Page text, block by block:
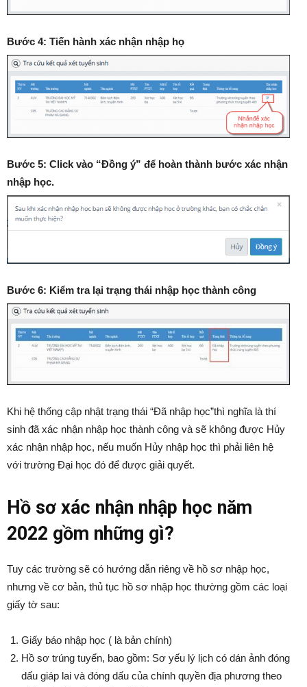
Bước 4: Tiến hành xác nhận nhập họ
Bước 5: Click vào “Đồng ý” để hoàn thành bước xác nhận
nhập học.
Bước 6: Kiểm tra lại trạng thái nhập học thành công
Khi hệ thống cập nhật trạng thái “Đã nhập học”thì nghĩa là thí
sinh đã xác nhận nhập học thành công và sẽ không được Hủy
xác nhận nhập học, nếu muốn Hủy nhập học thì phải liên hệ
với trường Đại học đó để được giải quyết.
Hồ sơ xác nhận nhập học năm
2022 gồm những gì?
Tuy các trường sẽ có hướng dẫn riêng về hồ sơ nhập học,
nhưng về cơ bản, thủ tục hồ sơ nhập học thường gồm các loại
giấy tờ sau:
Giấy báo nhập học ( là bản chính)
Hồ sơ trúng tuyển, bao gồm: Sơ yếu lý lịch có dán ảnh đóng
dấu giáp lai và đóng dấu của chính quyền địa phương theo